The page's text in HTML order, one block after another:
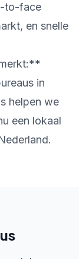
to-face
en snelle
in
helpen we
een lokaal